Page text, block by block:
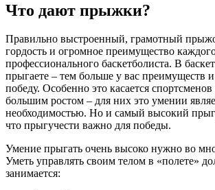
Что дают прыжки?
Правильно выстроенный, грамотный
гордость и огромное преимущество
профессионального баскетболиста. В
прыгаете – тем больше у вас преимуществ
победу. Особенно это касается
большим ростом – для них это умении
необходимостью. Но и самый высокий
что прыгучести важно для победы.
Умение прыгать очень высоко нужно во
Уметь управлять своим телом в «полете»
занимается: